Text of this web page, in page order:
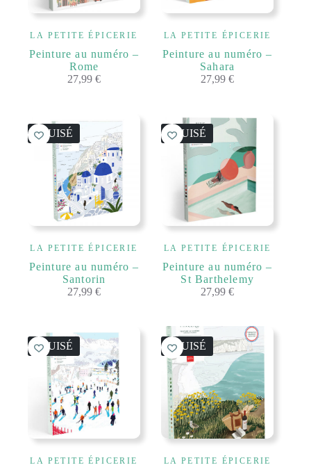
LA PETITE ÉPICERIE
Peinture au numéro –
Rome
27,99€
LA PETITE ÉPICERIE
Peinture au numéro –
Sahara
27,99€
ÉPUISÉ
LA PETITE ÉPICERIE
Peinture au numéro –
Santorin
27,99€
ÉPUISÉ
LA PETITE ÉPICERIE
Peinture au numéro –
St Barthelemy
27,99€
ÉPUISÉ
LA PETITE ÉPICERIE
ÉPUISÉ
LA PETITE ÉPICERIE